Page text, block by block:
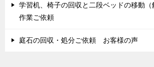
学習机、椅子の回収と二段ベッドの移動（
作業ご依頼
庭石の回収・処分ご依頼 お客様の声